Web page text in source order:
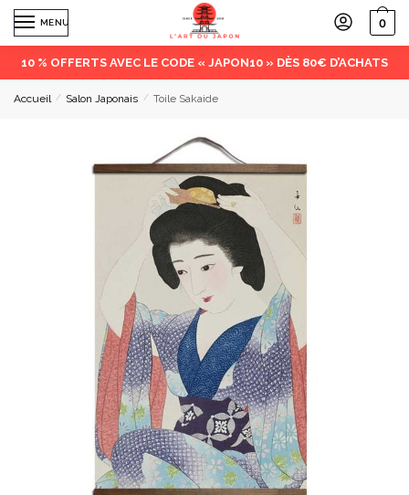
MENU 0
10 % OFFERTS AVEC LE CODE « JAPON10 » DÈS 80€ D’ACHATS
Accueil / Salon Japonais / Toile Sakaide